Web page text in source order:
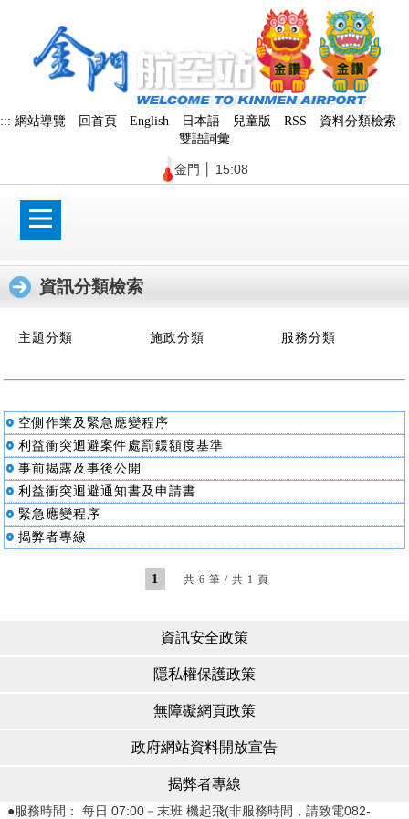
塊
::: 網站導覽 回首頁 English 日本語 兒童版 RSS
資料分類檢索
雙語詞彙
金門 15:08
資訊分類檢索
:::主題分類 施政分類 服務分類
空側作業及緊急應變程序
利益衝突迴避案件處罰鍰額度基準
事前揭露及事後公開
利益衝突迴避通知書及申請書
緊急應變程序
揭弊者專線
1 共 6 筆 / 共 1 頁
資訊安全政策
隱私權保護政策
無障礙網頁政策
政府網站資料開放宣告
揭弊者專線
●服務時間： 每日 07:00－末班 機起飛(非服務時間，請致電082-